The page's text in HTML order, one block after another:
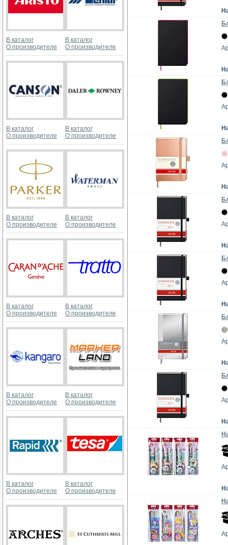
В каталог
О производителе
В каталог
О производителе
В каталог
О производителе
В каталог
О производителе
В каталог
О производителе
В каталог
О производителе
В каталог
О производителе
В каталог
О производителе
В каталог
О производителе
В каталог
О производителе
В каталог
О производителе
В каталог
О производителе